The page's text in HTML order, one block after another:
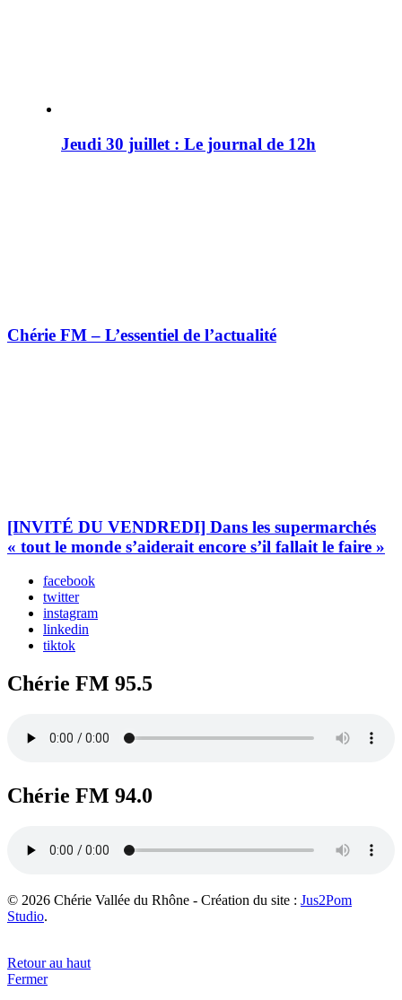
Jeudi 30 juillet : Le journal de 12h
Chérie FM – L’essentiel de l’actualité
[INVITÉ DU VENDREDI] Dans les supermarchés
« tout le monde s’aiderait encore s’il fallait le faire »
facebook
twitter
instagram
linkedin
tiktok
Chérie FM 95.5
Chérie FM 94.0
© 2026 Chérie Vallée du Rhône - Création du site : Jus2Pom
Studio.
Retour au haut
Fermer